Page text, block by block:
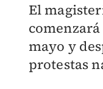
El
mayo y
protestas